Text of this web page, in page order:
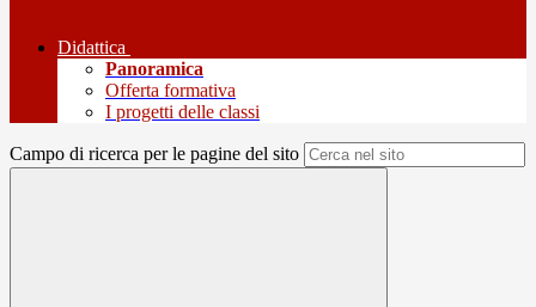
Didattica
Panoramica
Offerta formativa
I progetti delle classi
Campo di ricerca per le pagine del sito